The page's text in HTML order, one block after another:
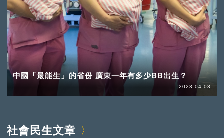
中國「最能生」的省份 廣東一年有多少BB出生？
2023-04-03
社會民生文章